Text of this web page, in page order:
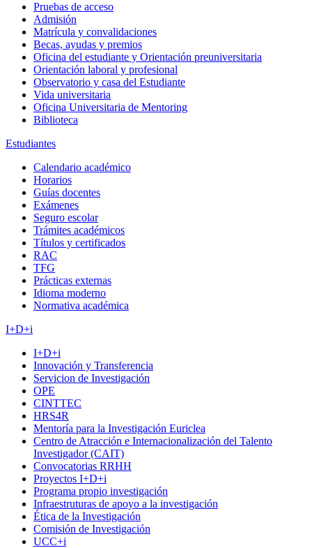
Pruebas de acceso
Admisión
Matrícula y convalidaciones
Becas, ayudas y premios
Oficina del estudiante y Orientación preuniversitaria
Orientación laboral y profesional
Observatorio y casa del Estudiante
Vida universitaria
Oficina Universitaria de Mentoring
Biblioteca
Estudiantes
Calendario académico
Horarios
Guías docentes
Exámenes
Seguro escolar
Trámites académicos
Títulos y certificados
RAC
TFG
Prácticas externas
Idioma moderno
Normativa académica
I+D+i
I+D+i
Innovación y Transferencia
Servicion de Investigación
OPE
CINTTEC
HRS4R
Mentoría para la Investigación Euriclea
Centro de Atracción e Internacionalización del Talento
Investigador (CAIT)
Convocatorias RRHH
Proyectos I+D+i
Programa propio investigación
Infraestruturas de apoyo a la investigación
Ética de la Investigación
Comisión de Investigación
UCC+i